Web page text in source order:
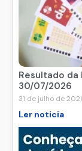
Resultado da
30/07/2026
31 de julho de
Ler noticia